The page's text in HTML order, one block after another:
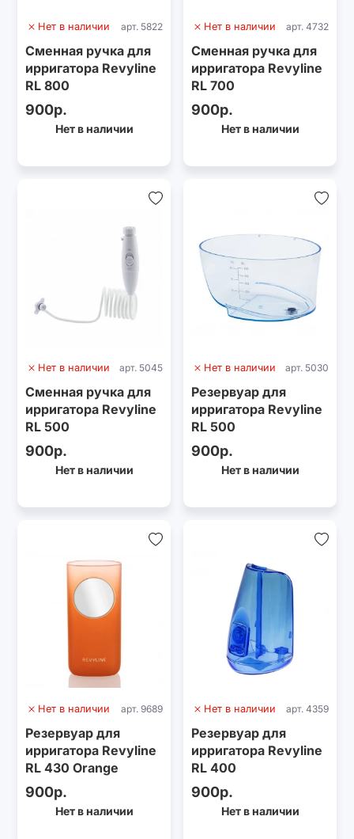
Нет в наличии арт. 5822
Сменная ручка для
ирригатора Revyline
RL 800
900р.
Нет в наличии
Нет в наличии арт. 4732
Сменная ручка для
ирригатора Revyline
RL 700
900р.
Нет в наличии
Нет в наличии арт. 5045
Сменная ручка для
ирригатора Revyline
RL 500
900р.
Нет в наличии
Нет в наличии арт. 5030
Резервуар для
ирригатора Revyline
RL 500
900р.
Нет в наличии
Нет в наличии арт. 9689
Резервуар для
ирригатора Revyline
RL 430 Orange
900р.
Нет в наличии
Нет в наличии арт. 4359
Резервуар для
ирригатора Revyline
RL 400
900р.
Нет в наличии